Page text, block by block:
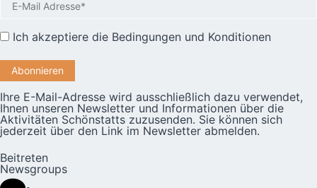
Ich akzeptiere die Bedingungen und Konditionen
Ihre E-Mail-Adresse wird ausschließlich dazu verwendet,
Ihnen unseren Newsletter und Informationen über die
Aktivitäten Schönstatts zuzusenden. Sie können sich
jederzeit über den Link im Newsletter abmelden.
Beitreten
Newsgroups